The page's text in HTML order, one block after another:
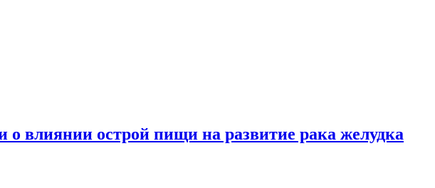
о влиянии острой пищи на развитие рака желудка